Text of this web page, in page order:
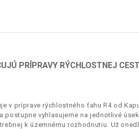
PRÍPRAVY RÝCHLOSTNEJ
v príprave rýchlostného ťahu R4 od
vyhlasujeme na jednotlivé
k územnému rozhodnutiu. Už